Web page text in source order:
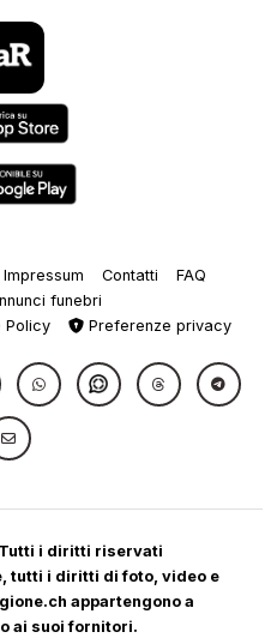
Impressum Contatti
FAQ
funebri
Preferenze privacy
i diritti riservati
tutti i diritti di foto, video e
appartengono a
ai suoi fornitori.